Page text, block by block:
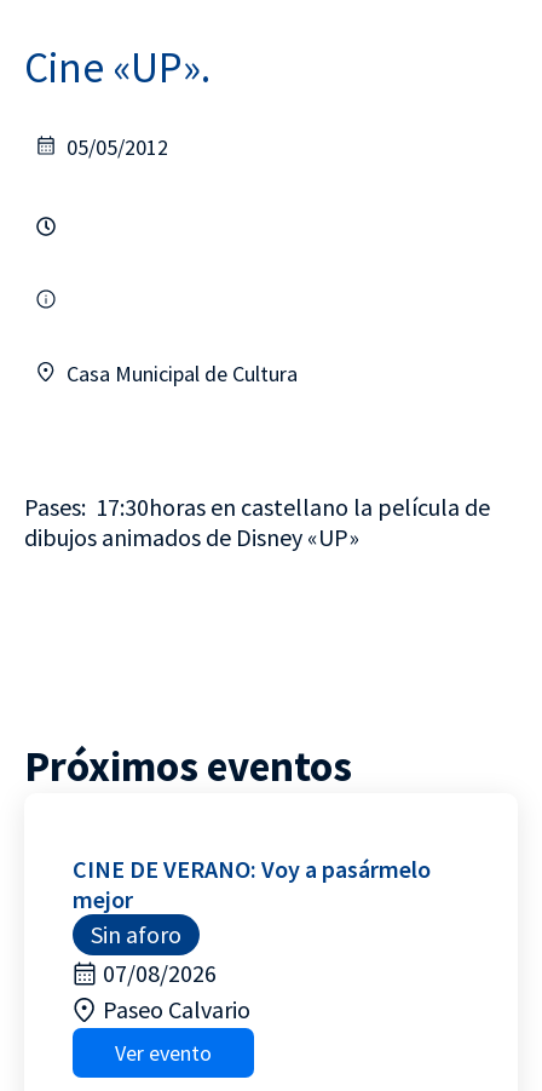
Cine «UP».
05/05/2012
Casa Municipal de Cultura
Pases: 17:30horas en castellano la película de
dibujos animados de Disney «UP»
Próximos eventos
CINE DE VERANO: Voy a pasármelo
mejor
Sin aforo
07/08/2026
Paseo Calvario
Ver evento